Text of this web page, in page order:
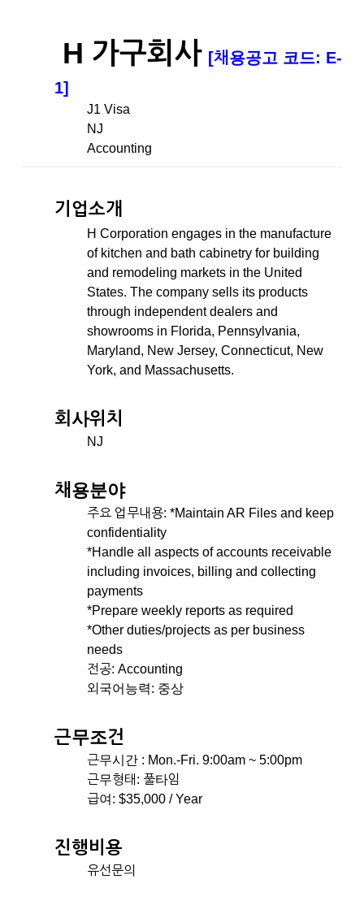
H 가구회사 [채용공고 코드: E-
1]
J1 Visa
NJ
Accounting
기업소개
H Corporation engages in the manufacture
of kitchen and bath cabinetry for building
and remodeling markets in the United
States. The company sells its products
through independent dealers and
showrooms in Florida, Pennsylvania,
Maryland, New Jersey, Connecticut, New
York, and Massachusetts.
회사위치
NJ
채용분야
주요 업무내용: *Maintain AR Files and keep
confidentiality
*Handle all aspects of accounts receivable
including invoices, billing and collecting
payments
*Prepare weekly reports as required
*Other duties/projects as per business
needs
전공: Accounting
외국어능력: 중상
근무조건
근무시간 : Mon.-Fri. 9:00am ~ 5:00pm
근무형태: 풀타임
급여: $35,000 / Year
진행비용
유선문의